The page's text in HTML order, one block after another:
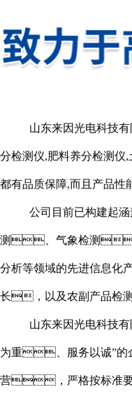
山东来因光电科技
分检测仪,肥料养分检测仪
都有品质保障,而且产品
公司目前已构建起
测、气象检测
分析等领域的先进信息
长，以及农副产品检
山东来因光电科
为重、服务以诚”的
营，严格按标准